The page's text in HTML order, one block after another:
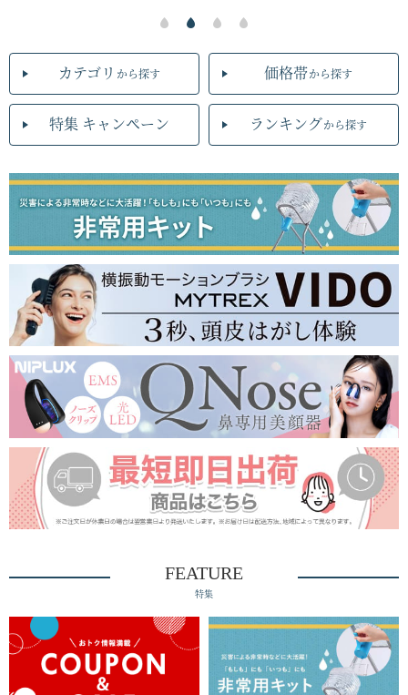
カテゴリ から探す 価格帯から探す
特集 キャンペーン ランキングから探す
FEATURE
特集